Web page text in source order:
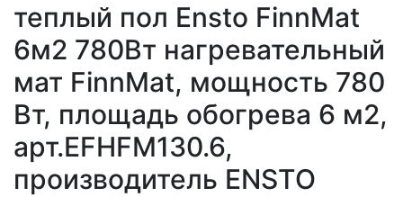
теплый пол Ensto FinnMat
6м2 780Вт нагревательный
мат FinnMat, мощность 780
Вт, площадь обогрева 6 м2,
арт.EFHFM130.6,
производитель ENSTO